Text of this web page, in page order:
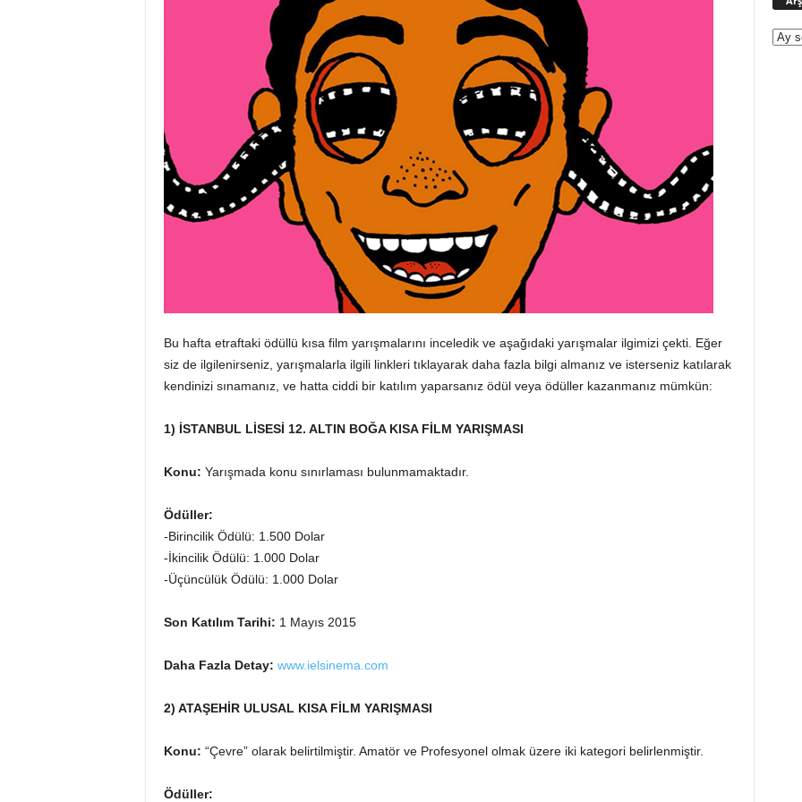
Bu hafta etraftaki ödüllü kısa film yarışmalarını inceledik ve aşağıdaki yarışmalar ilgimizi çekti. Eğer
siz de ilgilenirseniz, yarışmalarla ilgili linkleri tıklayarak daha fazla bilgi almanız ve isterseniz katılarak
kendinizi sınamanız, ve hatta ciddi bir katılım yaparsanız ödül veya ödüller kazanmanız mümkün:
1) İSTANBUL LİSESİ 12. ALTIN BOĞA KISA FİLM YARIŞMASI
Konu: Yarışmada konu sınırlaması bulunmamaktadır.
Ödüller:
-Birincilik Ödülü: 1.500 Dolar
-İkincilik Ödülü: 1.000 Dolar
-Üçüncülük Ödülü: 1.000 Dolar
Son Katılım Tarihi: 1 Mayıs 2015
Daha Fazla Detay: www.ielsinema.com
2) ATAŞEHİR ULUSAL KISA FİLM YARIŞMASI
Konu: “Çevre” olarak belirtilmiştir. Amatör ve Profesyonel olmak üzere iki kategori belirlenmiştir.
Ödüller: